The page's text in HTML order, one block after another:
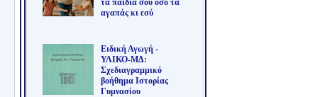
τα παιδιά σου όσο τα
αγαπάς κι εσύ
Ειδική Αγωγή -
ΥΛΙΚΟ-ΜΔ:
Σχεδιαγραμμικό
βοήθημα Ιστορίας
Γυμνασίου